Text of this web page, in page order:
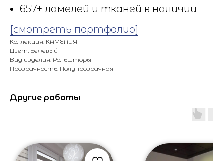
657+ ламелей и тканей в наличии
[смотреть портфолио]
Коллекция: КАМЕЛИЯ
Цвет: Бежевый
Вид изделия: Рольшторы
Прозрачность: Полупрозрачная
Другие работы